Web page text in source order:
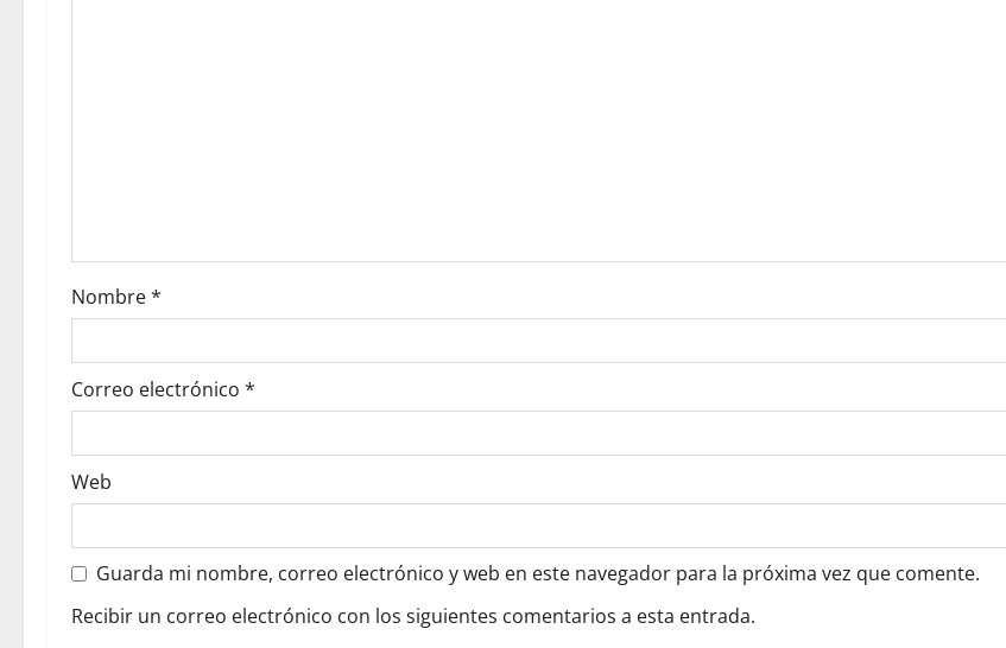
e
n
t
r
a
d
a
s
Nombre*
Correo electrónico *
Web
Guarda mi nombre, correo electrónico y web en este navegador para la próxima vez que comente.
Recibir un correo electrónico con los siguientes comentarios a esta entrada.